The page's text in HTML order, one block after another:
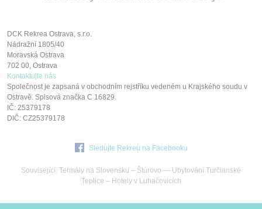
DCK Rekrea Ostrava, s.r.o.
Nádražní 1805/40
Moravská Ostrava
702 00, Ostrava
Kontaktujte nás
Společnost je zapsaná v obchodním rejstříku vedeném u Krajského soudu v
Ostravě. Spisová značka C 16829.
IČ: 25379178
DIČ: CZ25379178
Sledujte Rekreu na Facebooku
Související: Termály na Slovensku – Štúrovo — Ubytování Turčianské
Teplice – Hotely v Luhačovicích